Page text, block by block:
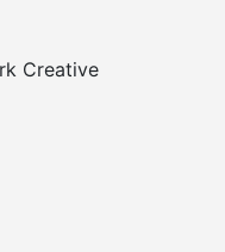
Creative